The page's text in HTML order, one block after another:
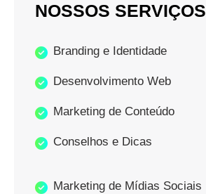
NOSSOS SERVIÇOS
Branding e Identidade
Desenvolvimento Web
Marketing de Conteúdo
Conselhos e Dicas
Marketing de Mídias Sociais